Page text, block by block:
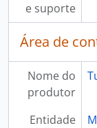
e suporte
Área de
Nome do
produtor
Entidade